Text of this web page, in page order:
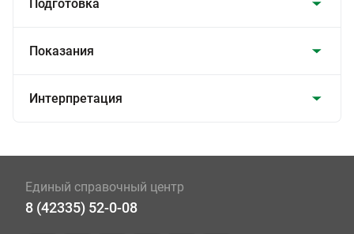
Подготовка
Показания
Интерпретация
Единый справочный центр
8 (42335) 52-0-08